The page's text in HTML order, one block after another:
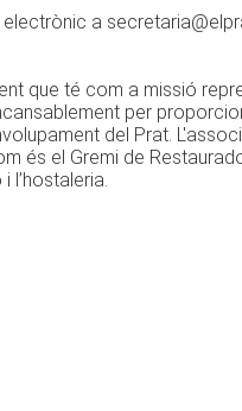
electrònic a
que té com a missió
per
del Prat.
és el Gremi de
l’hostaleria.